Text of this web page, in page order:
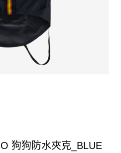
狗狗防水夾克_BLUE